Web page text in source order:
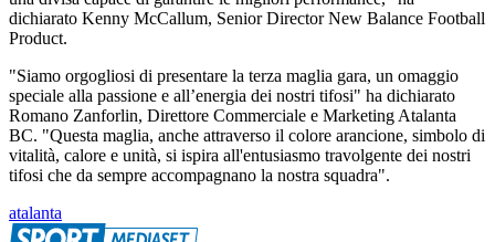
dichiarato Kenny McCallum, Senior Director New Balance Football
Product.
"Siamo orgogliosi di presentare la terza maglia gara, un omaggio
speciale alla passione e all’energia dei nostri tifosi" ha dichiarato
Romano Zanforlin, Direttore Commerciale e Marketing Atalanta
BC. "Questa maglia, anche attraverso il colore arancione, simbolo di
vitalità, calore e unità, si ispira all'entusiasmo travolgente dei nostri
tifosi che da sempre accompagnano la nostra squadra".
atalanta